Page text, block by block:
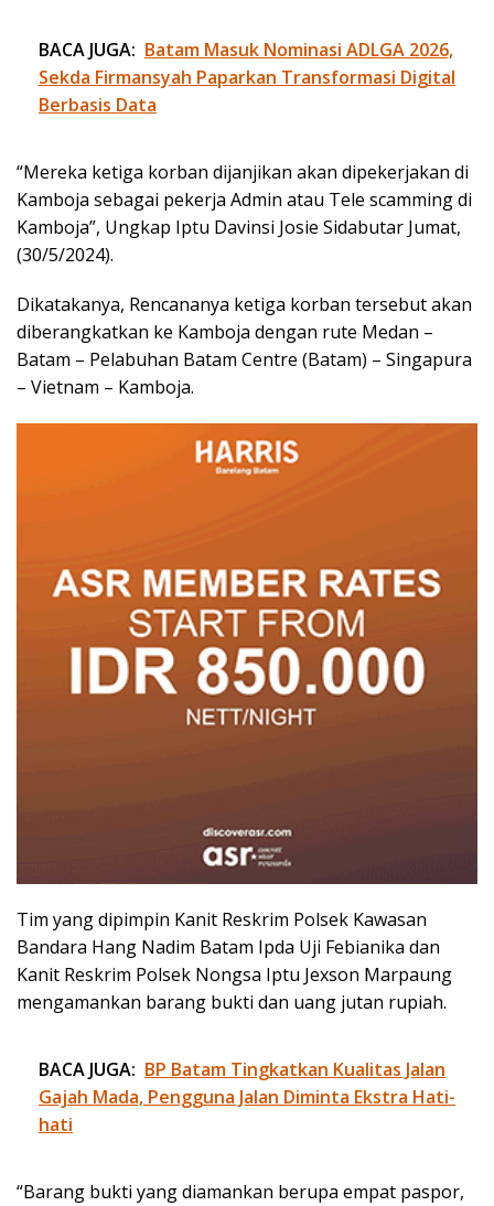
BACA JUGA: Batam Masuk Nominasi ADLGA 2026,
Sekda Firmansyah Paparkan Transformasi Digital
Berbasis Data
“Mereka ketiga korban dijanjikan akan dipekerjakan di
Kamboja sebagai pekerja Admin atau Tele scamming di
Kamboja”, Ungkap Iptu Davinsi Josie Sidabutar Jumat,
(30/5/2024).
Dikatakanya, Rencananya ketiga korban tersebut akan
diberangkatkan ke Kamboja dengan rute Medan –
Batam – Pelabuhan Batam Centre (Batam) – Singapura
– Vietnam – Kamboja.
Tim yang dipimpin Kanit Reskrim Polsek Kawasan
Bandara Hang Nadim Batam Ipda Uji Febianika dan
Kanit Reskrim Polsek Nongsa Iptu Jexson Marpaung
mengamankan barang bukti dan uang jutan rupiah.
BACA JUGA: BP Batam Tingkatkan Kualitas Jalan
Gajah Mada, Pengguna Jalan Diminta Ekstra Hati-
hati
“Barang bukti yang diamankan berupa empat paspor,